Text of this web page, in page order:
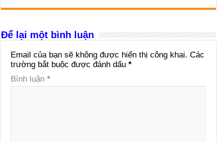
Để lại một bình luận
Email của bạn sẽ không được hiển thị công khai. Các
trường bắt buộc được đánh dấu*
Bình luận*